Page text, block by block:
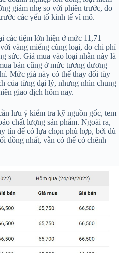
giảm nhẹ so với phiên trước, do
các yếu tố kinh tế vĩ mô.
các tiệm lớn hiện ở mức 11,71–
vàng miếng cùng loại, do chi phí
sức. Giá mua vào loại nhẫn này là
bán cũng ở mức tương đương
Mức giá này có thể thay đổi tùy
của từng đại lý, nhưng nhìn chung
giao dịch hôm nay.
lưu ý kiểm tra kỹ nguồn gốc, tem
chất lượng sản phẩm. Ngoài ra,
tín để có lựa chọn phù hợp, bởi dù
đồng nhất, vẫn có thể có chênh